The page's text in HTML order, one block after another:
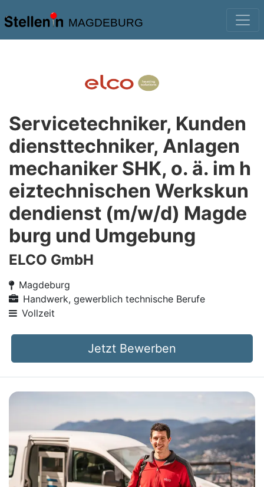
MAGDEBURG
Servicetechniker, Kunden
diensttechniker, Anlagen
mechaniker SHK, o. ä. im h
eiztechnischen Werkskun
dendienst (m/w/d) Magde
burg und Umgebung
ELCO GmbH
Magdeburg
Handwerk, gewerblich technische Berufe
Vollzeit
Jetzt Bewerben